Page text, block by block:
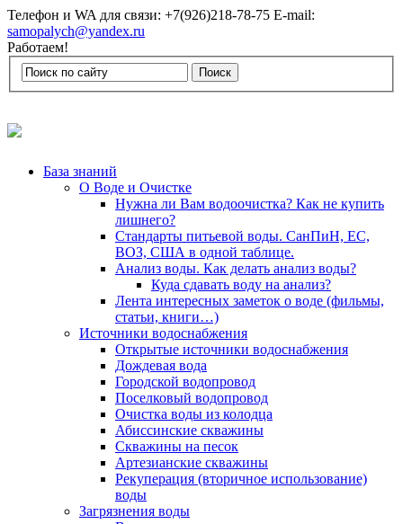
Телефон и WA для связи: +7(926)218-78-75 E-mail:
samopalych@yandex.ru
Работаем!
База знаний
О Воде и Очистке
Нужна ли Вам водоочистка? Как не купить
лишнего?
Стандарты питьевой воды. СанПиН, ЕС,
ВОЗ, США в одной таблице.
Анализ воды. Как делать анализ воды?
Куда сдавать воду на анализ?
Лента интересных заметок о воде (фильмы,
статьи, книги…)
Источники водоснабжения
Открытые источники водоснабжения
Дождевая вода
Городской водопровод
Поселковый водопровод
Очистка воды из колодца
Абиссинские скважины
Скважины на песок
Артезианские скважины
Рекуперация (вторичное использование)
воды
Загрязнения воды